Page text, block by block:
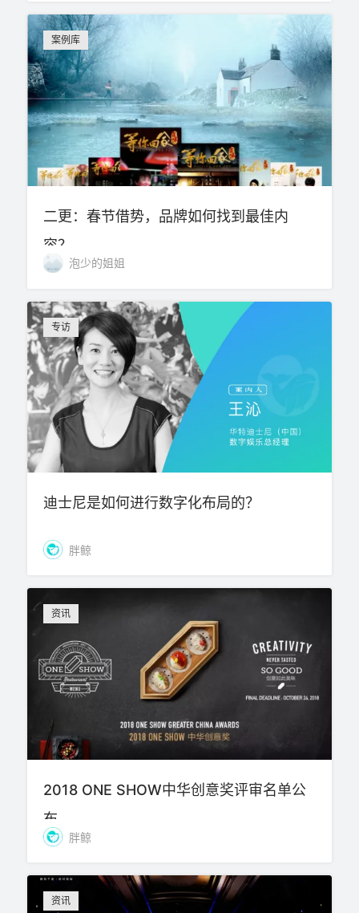
案例库
二更：春节借势，品牌如何找到最佳内
容？
泡少的姐姐
专访
迪士尼是如何进行数字化布局的？
胖鲸
资讯
2018 ONE SHOW中华创意奖评审名单公
布
胖鲸
资讯